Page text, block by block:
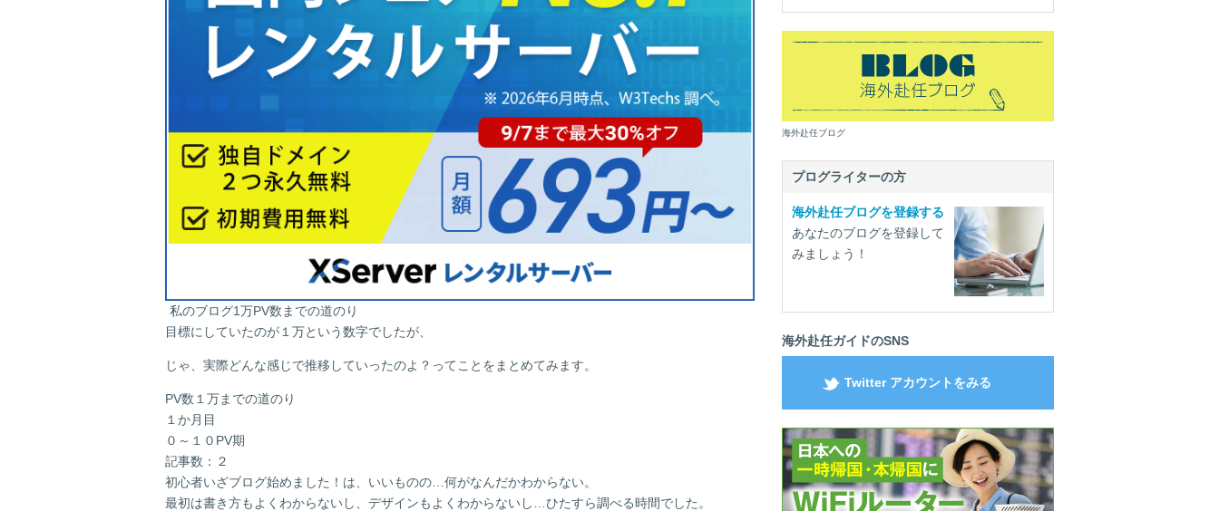
私のブログ1万PV数までの道のり
目標にしていたのが１万という数字でしたが、
じゃ、実際どんな感じで推移していったのよ？ってことをまとめてみます。
PV数１万までの道のり
１か月目
０～１０PV期
記事数：２
初心者いざブログ始めました！は、いいものの…何がなんだかわからない。
最初は書き方もよくわからないし、デザインもよくわからないし…ひたすら調べる時間でした。
海外赴任ブログ
プログライターの方
海外赴任ブログを登録する
あなたのブログを登録して
みましょう！
海外赴任ガイドのSNS
Twitter アカウントをみる